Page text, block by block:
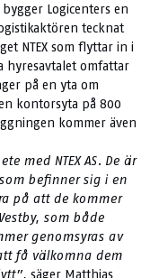
bygger Logicenters en
tecknat
NTEX som flyttar in i
hyresavtalet omfattar
på en yta om
kontorsyta på 800
kommer även
med NTEX AS. De är
befinner sig i en
på att de kommer
som både
genomsyras av
få välkomna dem
säger Matthias